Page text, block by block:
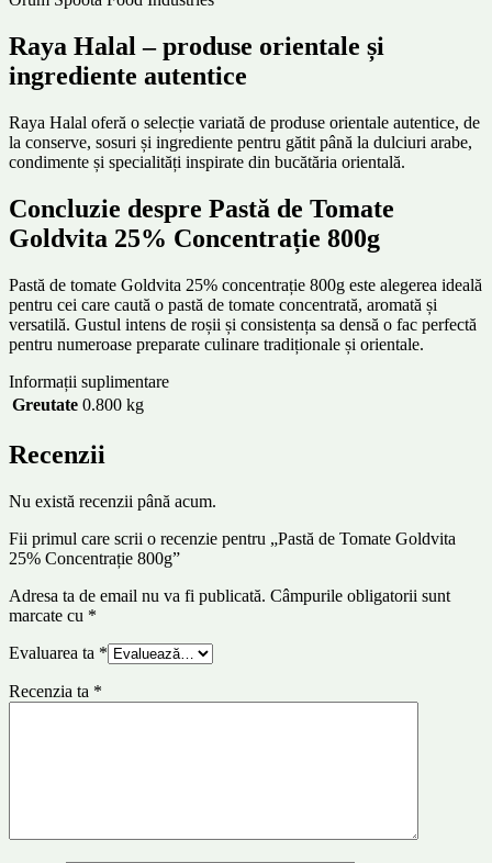
Raya Halal – produse orientale și
ingrediente autentice
Raya Halal oferă o selecție variată de produse orientale autentice, de
la conserve, sosuri și ingrediente pentru gătit până la dulciuri arabe,
condimente și specialități inspirate din bucătăria orientală.
Concluzie despre Pastă de Tomate
Goldvita 25% Concentrație 800g
Pastă de tomate Goldvita 25% concentrație 800g este alegerea ideală
pentru cei care caută o pastă de tomate concentrată, aromată și
versatilă. Gustul intens de roșii și consistența sa densă o fac perfectă
pentru numeroase preparate culinare tradiționale și orientale.
Informații suplimentare
Greutate 0.800 kg
Recenzii
Nu există recenzii până acum.
Fii primul care scrii o recenzie pentru „Pastă de Tomate Goldvita
25% Concentrație 800g”
Adresa ta de email nu va fi publicată. Câmpurile obligatorii sunt
marcate cu *
Evaluarea ta *
Recenzia ta *